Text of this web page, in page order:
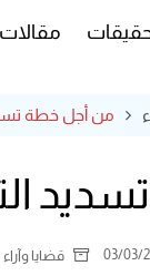
مقالات
من أجل خطة
03/03/ قضايا وآراء